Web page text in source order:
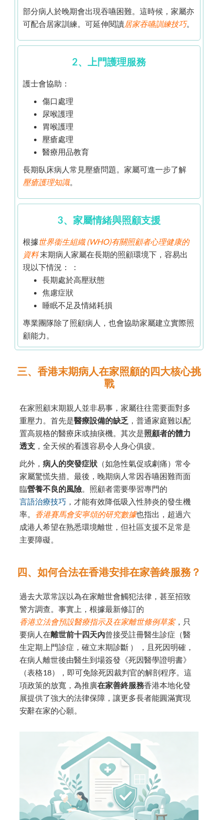
部分病人於晚期會出現吞嚥困難。這時候，家屬亦
可配合居家訓練。可延伸閱讀居家吞嚥訓練技巧。
2、上門護理服務
護士會協助：
傷口處理
尿喉護理
胃喉護理
壓瘡處理
醫療用品教育
長期臥床病人常見壓瘡問題。家屬可進一步了解
壓瘡護理知識。
3、家屬情緒與照顧支援
根據世界衞生組織 (WHO)有關照顧者心理健康的
資料末期病人家屬在長期的照顧環境下，容易出
現以下情況： ：
長期處於高壓狀態
焦慮症狀
睡眠不足及情緒耗損
專業團隊除了照顧病人，也會協助家屬建立實際照
顧能力。
三、香港末期病人在家照顧的四大核心挑
戰
在家照顧末期親人並非易事，家屬往往需要面對多
重壓力。首先是醫療設備的缺乏
，普通家庭難以配
置高規格的醫療床或抽痰機。其次是照顧者的體力
透支 ，全天候的看護容易令人身心俱疲。
此外， 病人的突發症狀 （如急性氣促或劇痛）常令
家屬驚慌失措。最後，晚期病人常因吞嚥困難而面
臨營養不良的風險 。照顧者需要學習專門的
言語治療技巧 ，才能有效降低吸入性肺炎的發生機
率。 香港賽馬會安寧頌的研究數據也指出，超過六
成港人希望在熟悉環境離世，但社區支援不足常是
主要障礙。
四、如何合法在香港安排在家善終服務？
過去大眾常誤以為在家離世會觸犯法律，甚至招致
警方調查。事實上， 根據最新修訂的
香港立法會預設醫療指示及在家離世條例草案，
只
要病人在離世前十四天內曾接受註冊醫生診症（醫
生定期上門診症，確立末期診斷 ） ，且死因明確，
在病人離世後由醫生到場簽發《死因醫學證明書》
（表格18），即可免除死因裁判官的解剖程序。這
項政策的放寬，為推廣在家善終服務香港本地化發
展提供了強大的法律保障，讓更多長者能圓滿實現
安辭在家的心願。